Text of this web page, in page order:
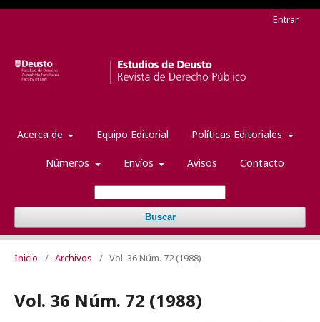
Acerca de Equipo Editorial Políticas Editoriales
Números Envíos Avisos Contacto
Buscar
Entrar
Inicio / Archivos / Vol. 36 Núm. 72 (1988)
Vol. 36 Núm. 72 (1988)